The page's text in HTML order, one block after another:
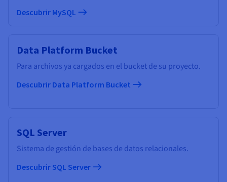
Descubrir MySQL
Data Platform Bucket
Para archivos ya cargados en el bucket de su proyecto.
Descubrir Data Platform Bucket
SQL Server
Sistema de gestión de bases de datos relacionales.
Descubrir SQL Server